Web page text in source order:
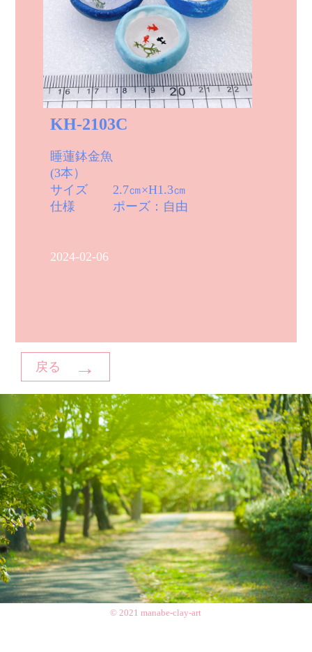
KH-2103C
睡蓮鉢金魚
(3本）
サイズ 2.7㎝×H1.3㎝
仕様 ポーズ：自由
2024-02-06
戻る →
© 2021 manabe-clay-art